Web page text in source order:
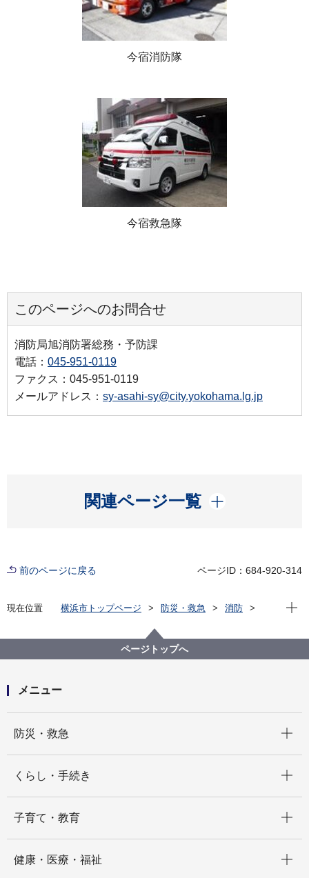
今宿消防隊
今宿救急隊
このページへのお問合せ
消防局旭消防署総務・予防課
電話： 045-951-0119
ファクス：045-951-0119
メールアドレス： sy-asahi-sy@city.yokohama.lg.jp
関連ページ一覧
開く
前のページに戻る ページID：684-920-314
現在位置 横浜市トップページ 防災・救急
消防
現在
ページトップへ
メニュー
防災・救急
くらし・手続き
子育て・教育
健康・医療・福祉